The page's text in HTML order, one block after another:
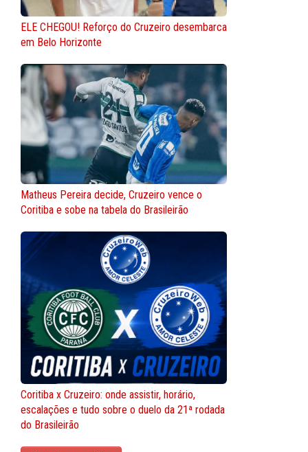
ELE CHEGOU! Reforço do Cruzeiro desembarca
em Belo Horizonte
Matheus Pereira decide, Cruzeiro vence o
Coritiba e sobe na tabela do Brasileirão
Coritiba x Cruzeiro: onde assistir, horário,
escalações e tudo sobre o duelo da 21ª rodada
do Brasileirão